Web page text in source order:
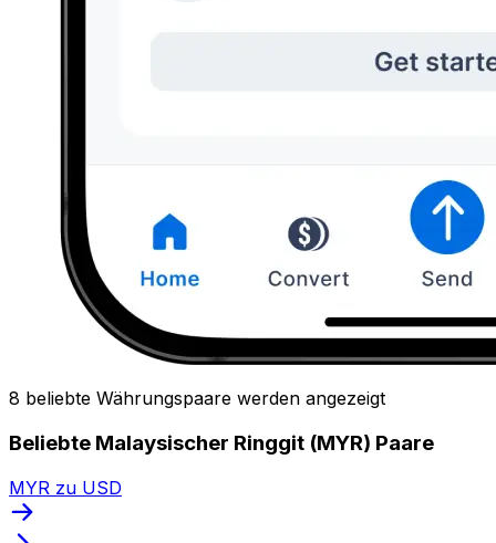
8 beliebte Währungspaare werden angezeigt
Beliebte Malaysischer Ringgit (MYR) Paare
MYR zu USD